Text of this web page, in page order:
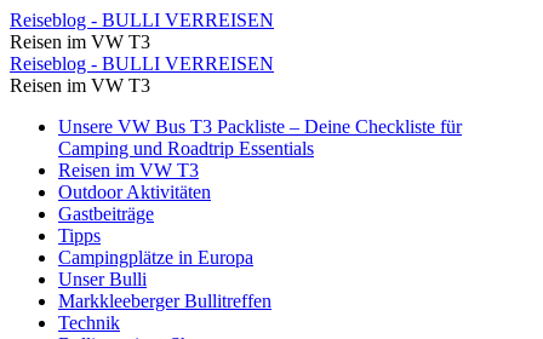
Stellplatz
in
Garmisch
mit
Blick
auf
die
Zugspitze
Reiseblog
Reiseblog - BULLI VERREISEN
Reisen im VW T3
Stellplatz
in
Garmisch
mit
Blick
auf
die
Zugspitze
Reiseblog - BULLI VERREISEN
Reisen im VW T3
Skip
content
Unsere VW Bus T3 Packliste – Deine Checkliste für
Camping und Roadtrip Essentials
Reisen im VW T3
Outdoor Aktivitäten
Gastbeiträge
Tipps
Campingplätze in Europa
Unser Bulli
Markkleeberger Bullitreffen
Technik